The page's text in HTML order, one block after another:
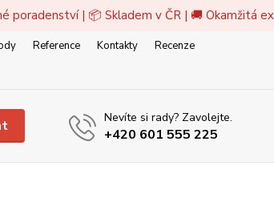
poradenství | 📦 Skladem v ČR | 🚚 Okamžitá
Reference Kontakty
Recenze
Nevíte si rady? Zavolejte.
+420 601 555 225